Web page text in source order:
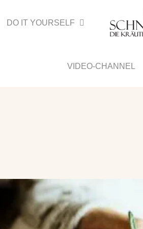
DO IT YOURSELF
VIDEO-CHANNEL